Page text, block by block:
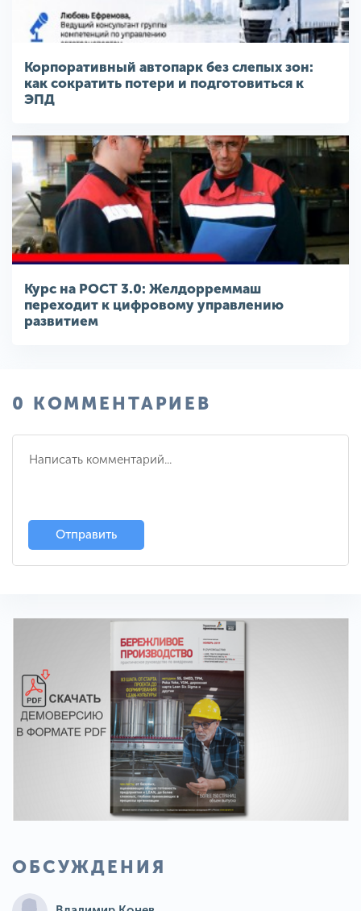
Корпоративный автопарк без слепых зон:
как сократить потери и подготовиться к
ЭПД
Курс на РОСТ 3.0: Желдорреммаш
переходит к цифровому управлению
развитием
0 КОММЕНТАРИЕВ
Отправить
ОБСУЖДЕНИЯ